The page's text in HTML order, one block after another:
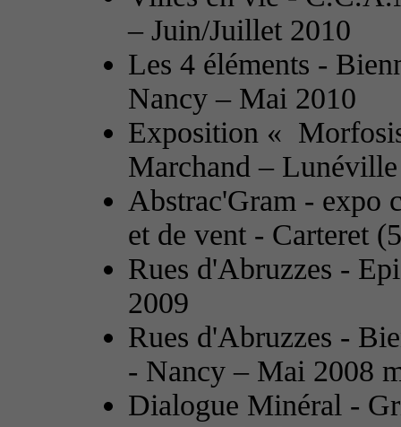
– Juin/Juillet 2010
Les 4 éléments -
Nancy – Mai 2010
Exposition «
Marchand –
Abstrac'Gram - expo
et de vent - Carteret
Rues d'Abruzzes -
2009
Rues d'Abruzzes -
- Nancy – Mai 2008
Dialogue Minéral -